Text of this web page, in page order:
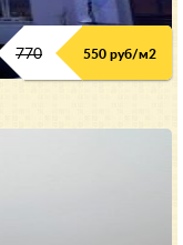
770 550 руб/м2